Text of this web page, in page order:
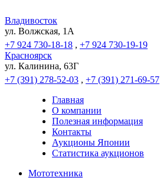
Владивосток
ул. Волжская, 1A
+7 924 730-18-18 , +7 924 730-19-19
Красноярск
ул. Калинина, 63Г
+7 (391) 278-52-03 , +7 (391) 271-69-57
Главная
О компании
Полезная информация
Контакты
Аукционы Японии
Статистика аукционов
Мототехника